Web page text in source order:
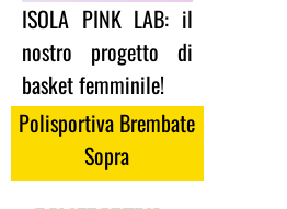
ISOLA PINK LAB: il
nostro progetto di
basket femminile!
Polisportiva Brembate
Sopra